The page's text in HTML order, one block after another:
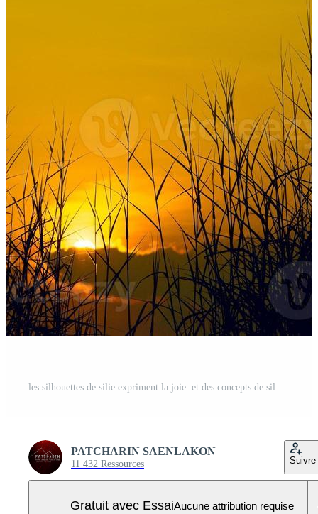
les silhouettes de silie expriment la joie. et des concepts de silhouette réussis Photo Pro
PATCHARIN SAENLAKON
11 432 Ressources Suivre
Gratuit avec EssaiAucune attribution requise